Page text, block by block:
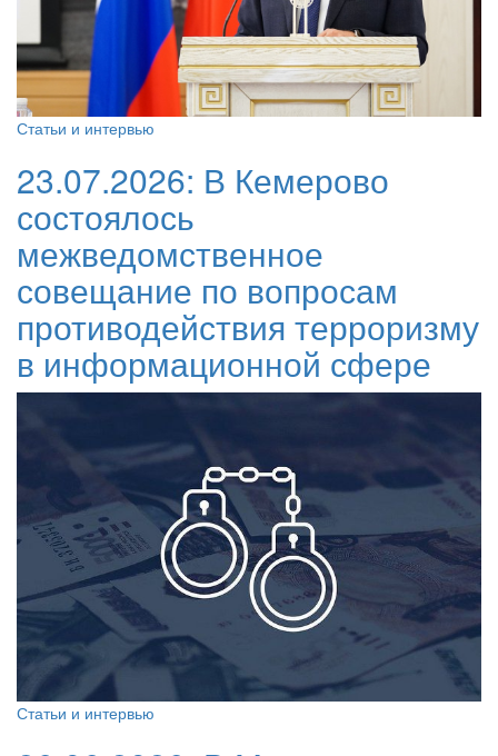
Статьи и интервью
23.07.2026: В Кемерово
состоялось
межведомственное
совещание по вопросам
противодействия терроризму
в информационной сфере
Статьи и интервью